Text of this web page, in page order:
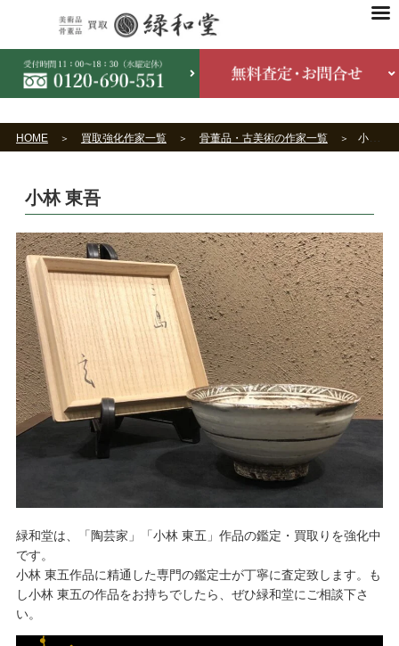
HOME 買取強化作家一覧 骨董品・古美術の作家一覧 小林 東吾
小林 東吾
緑和堂は、「陶芸家」「小林 東五」作品の鑑定・買取りを強化中
です。
小林 東五作品に精通した専門の鑑定士が丁寧に査定致します。も
し小林 東五の作品をお持ちでしたら、ぜひ緑和堂にご相談下さ
い。